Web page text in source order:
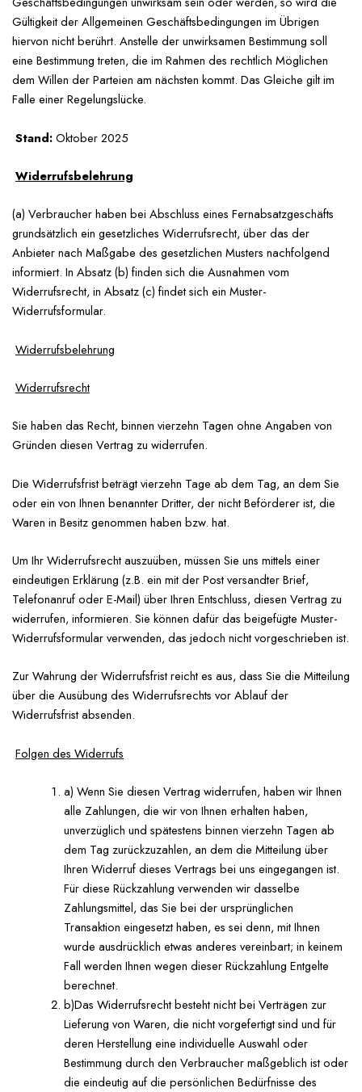
Gültigkeit der Allgemeinen Geschäftsbedingungen im Übrigen
hiervon nicht berührt. Anstelle der unwirksamen Bestimmung soll
eine Bestimmung treten, die im Rahmen des rechtlich Möglichen
dem Willen der Parteien am nächsten kommt. Das Gleiche gilt im
Falle einer Regelungslücke.
Stand:Oktober 2025
Widerrufsbelehrung
(a) Verbraucher haben bei Abschluss eines Fernabsatzgeschäfts
grundsätzlich ein gesetzliches Widerrufsrecht, über das der
Anbieter nach Maßgabe des gesetzlichen Musters nachfolgend
informiert. In Absatz (b) finden sich die Ausnahmen vom
Widerrufsrecht, in Absatz (c) findet sich ein Muster-
Widerrufsformular.
Widerrufsbelehrung
Widerrufsrecht
Sie haben das Recht, binnen vierzehn Tagen ohne Angaben von
Gründen diesen Vertrag zu widerrufen.
Die Widerrufsfrist beträgt vierzehn Tage ab dem Tag, an dem Sie
oder ein von Ihnen benannter Dritter, der nicht Beförderer ist, die
Waren in Besitz genommen haben bzw. hat.
Um Ihr Widerrufsrecht auszuüben, müssen Sie uns mittels einer
eindeutigen Erklärung (z.B. ein mit der Post versandter Brief,
Telefonanruf oder E-Mail) über Ihren Entschluss, diesen Vertrag zu
widerrufen, informieren. Sie können dafür das beigefügte Muster-
Widerrufsformular verwenden, das jedoch nicht vorgeschrieben ist.
Zur Wahrung der Widerrufsfrist reicht es aus, dass Sie die Mitteilung
über die Ausübung des Widerrufsrechts vor Ablauf der
Widerrufsfrist absenden.
Folgen des Widerrufs
a) Wenn Sie diesen Vertrag widerrufen, haben wir Ihnen
alle Zahlungen, die wir von Ihnen erhalten haben,
unverzüglich und spätestens binnen vierzehn Tagen ab
dem Tag zurückzuzahlen, an dem die Mitteilung über
Ihren Widerruf dieses Vertrags bei uns eingegangen ist.
Für diese Rückzahlung verwenden wir dasselbe
Zahlungsmittel, das Sie bei der ursprünglichen
Transaktion eingesetzt haben, es sei denn, mit Ihnen
wurde ausdrücklich etwas anderes vereinbart; in keinem
Fall werden Ihnen wegen dieser Rückzahlung Entgelte
berechnet.
b)Das Widerrufsrecht besteht nicht bei Verträgen zur
Lieferung von Waren, die nicht vorgefertigt sind und für
deren Herstellung eine individuelle Auswahl oder
Bestimmung durch den Verbraucher maßgeblich ist oder
die eindeutig auf die persönlichen Bedürfnisse des